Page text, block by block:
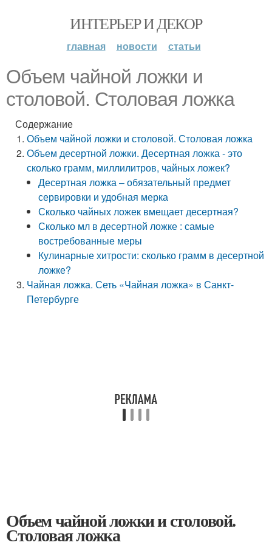
ИНТЕРЬЕР И ДЕКОР
главная новости статьи
Объем чайной ложки и
столовой. Столовая ложка
Содержание
Объем чайной ложки и столовой. Столовая ложка
Объем десертной ложки. Десертная ложка - это
сколько грамм, миллилитров, чайных ложек?
Десертная ложка – обязательный предмет
сервировки и удобная мерка
Сколько чайных ложек вмещает десертная?
Сколько мл в десертной ложке : самые
востребованные меры
Кулинарные хитрости: сколько грамм в десертной
ложке?
Чайная ложка. Сеть «Чайная ложка» в Санкт-
Петербурге
Объем чайной ложки и столовой.
Столовая ложка